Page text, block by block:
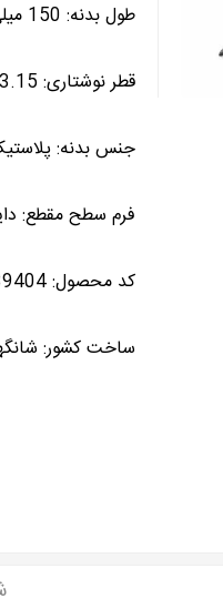
طول بدنه: 150 میلی متر
قطر نوشتاری: 3.15 میلی متر
جنس بدنه:
فرم سطح مقطع:
کد محصول: 23139404
ساخت کشور: